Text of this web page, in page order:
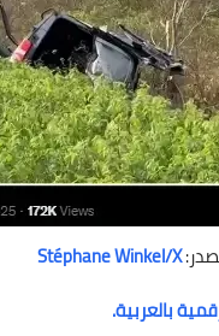
Stéphane Winkel/X